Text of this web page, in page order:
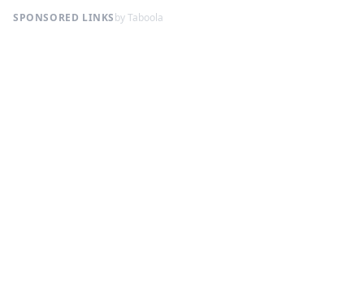
SPONSORED LINKSby Taboola